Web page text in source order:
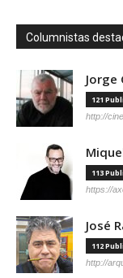
Columnistas
Jorge
121
http://
113
https://
José
112
http://